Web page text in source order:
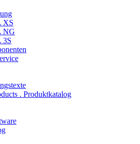
XS
NG
3S
. Produktkatalog